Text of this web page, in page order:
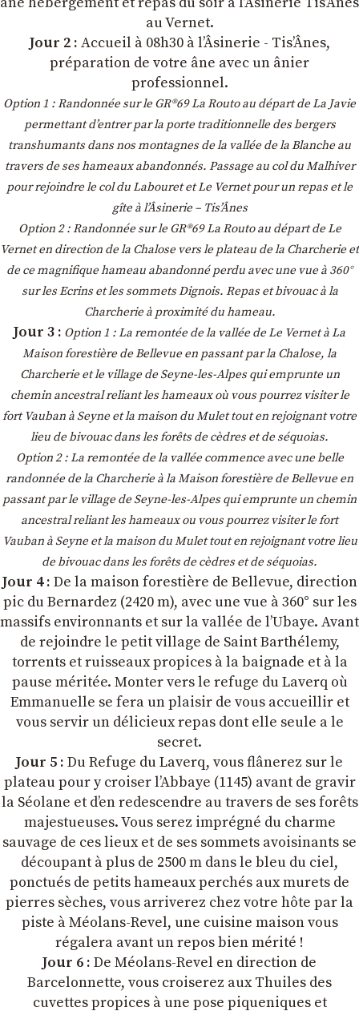
au Vernet.
Jour 2 : Accueil à 08h30 à l’Âsinerie - Tis’Ânes,
préparation de votre âne avec un ânier
professionnel.
Option 1 : Randonnée sur le GR®69 La Routo au départ de La Javie
permettant d’entrer par la porte traditionnelle des bergers
transhumants dans nos montagnes de la vallée de la Blanche au
travers de ses hameaux abandonnés. Passage au col du Malhiver
pour rejoindre le col du Labouret et Le Vernet pour un repas et le
gîte à l’Âsinerie – Tis’Ânes
Option 2 : Randonnée sur le GR®69 La Routo au départ de Le
Vernet en direction de la Chalose vers le plateau de la Charcherie et
de ce magnifique hameau abandonné perdu avec une vue à 360°
sur les Ecrins et les sommets Dignois. Repas et bivouac à la
Charcherie à proximité du hameau.
Jour 3 : Option 1 : La remontée de la vallée de Le Vernet à La
Maison forestière de Bellevue en passant par la Chalose, la
Charcherie et le village de Seyne-les-Alpes qui emprunte un
chemin ancestral reliant les hameaux où vous pourrez visiter le
fort Vauban à Seyne et la maison du Mulet tout en rejoignant votre
lieu de bivouac dans les forêts de cèdres et de séquoias.
Option 2 : La remontée de la vallée commence avec une belle
randonnée de la Charcherie à la Maison forestière de Bellevue en
passant par le village de Seyne-les-Alpes qui emprunte un chemin
ancestral reliant les hameaux ou vous pourrez visiter le fort
Vauban à Seyne et la maison du Mulet tout en rejoignant votre lieu
de bivouac dans les forêts de cèdres et de séquoias.
Jour 4 : De la maison forestière de Bellevue, direction
pic du Bernardez (2420 m), avec une vue à 360° sur les
massifs environnants et sur la vallée de l’Ubaye. Avant
de rejoindre le petit village de Saint Barthélemy,
torrents et ruisseaux propices à la baignade et à la
pause méritée. Monter vers le refuge du Laverq où
Emmanuelle se fera un plaisir de vous accueillir et
vous servir un délicieux repas dont elle seule a le
secret.
Jour 5 : Du Refuge du Laverq, vous flânerez sur le
plateau pour y croiser l’Abbaye (1145) avant de gravir
la Séolane et d’en redescendre au travers de ses forêts
majestueuses. Vous serez imprégné du charme
sauvage de ces lieux et de ses sommets avoisinants se
découpant à plus de 2500 m dans le bleu du ciel,
ponctués de petits hameaux perchés aux murets de
pierres sèches, vous arriverez chez votre hôte par la
piste à Méolans-Revel, une cuisine maison vous
régalera avant un repos bien mérité !
Jour 6 : De Méolans-Revel en direction de
Barcelonnette, vous croiserez aux Thuiles des
cuvettes propices à une pose piqueniques et